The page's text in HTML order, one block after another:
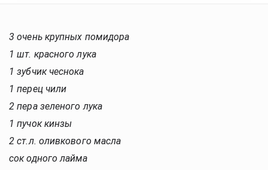
3 очень крупных помидора
1 шт. красного лука
1 зубчик чеснока
1 перец чили
2 пера зеленого лука
1 пучок кинзы
2 ст.л. оливкового масла
сок одного лайма